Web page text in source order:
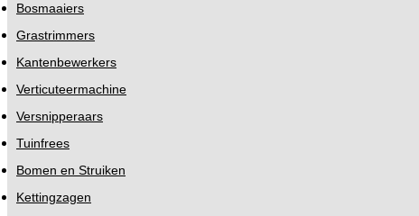
Bosmaaiers
Grastrimmers
Kantenbewerkers
Verticuteermachine
Versnipperaars
Tuinfrees
Bomen en Struiken
Kettingzagen